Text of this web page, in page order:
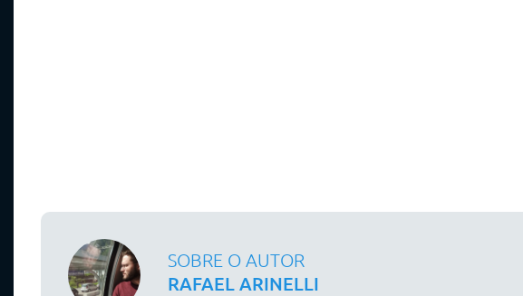
SOBRE O AUTOR
RAFAEL ARINELLI